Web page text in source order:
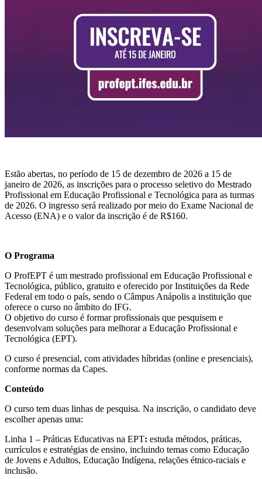
Estão abertas, no período de 15 de dezembro de 2026 a 15 de
janeiro de 2026, as inscrições para o processo seletivo do Mestrado
Profissional em Educação Profissional e Tecnológica para as turmas
de 2026. O ingresso será realizado por meio do Exame Nacional de
Acesso (ENA) e o valor da inscrição é de R$160.
O Programa
O ProfEPT é um mestrado profissional em Educação Profissional e
Tecnológica, público, gratuito e oferecido por Instituições da Rede
Federal em todo o país, sendo o Câmpus Anápolis a instituição que
oferece o curso no âmbito do IFG.
O objetivo do curso é formar profissionais que pesquisem e
desenvolvam soluções para melhorar a Educação Profissional e
Tecnológica (EPT).
O curso é presencial, com atividades híbridas (online e presenciais),
conforme normas da Capes.
Conteúdo
O curso tem duas linhas de pesquisa. Na inscrição, o candidato deve
escolher apenas uma:
Linha 1 – Práticas Educativas na EPT: estuda métodos, práticas,
currículos e estratégias de ensino, incluindo temas como Educação
de Jovens e Adultos, Educação Indígena, relações étnico-raciais e
inclusão.